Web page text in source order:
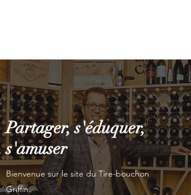
Partager, s'éduquer,
s'amuser
Bienvenue sur le site du Tire-bouchon
Griffin.